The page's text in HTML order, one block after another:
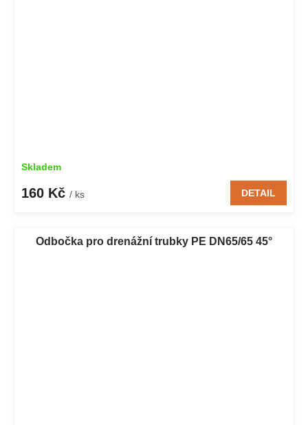
Skladem
160 Kč / ks DETAIL
Odbočka pro drenážní trubky PE DN65/65 45°